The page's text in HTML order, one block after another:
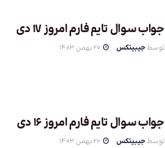
جواب سوال تایم فارم امروز 17 دی
توسط جیبیتکس
جواب سوال تایم فارم امروز 16 دی
توسط جیبیتکس